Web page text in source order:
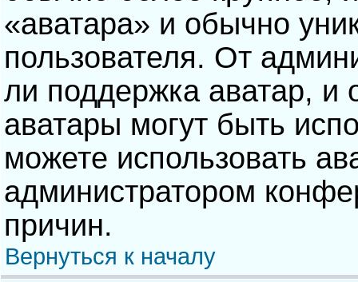
«аватара» и обычно
пользователя. От
ли поддержка аватар, и
аватары могут быть
можете использовать
администратором
причин.
Вернуться к началу